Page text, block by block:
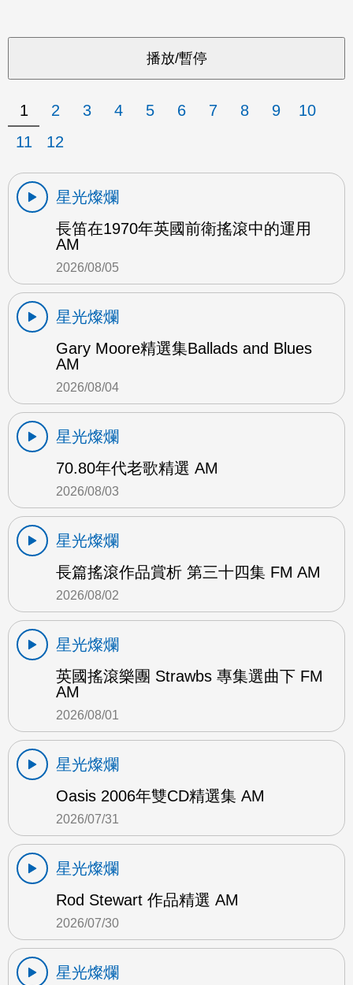
1 2 3 4 5 6 7 8 9
10
11
12
星光燦爛
長笛在1970年英國前衛搖滾中的運用
AM
2026/08/05
星光燦爛
Gary Moore精選集Ballads and Blues
AM
2026/08/04
星光燦爛
70.80年代老歌精選 AM
2026/08/03
星光燦爛
長篇搖滾作品賞析 第三十四集 FM AM
2026/08/02
星光燦爛
英國搖滾樂團 Strawbs 專集選曲下 FM
AM
2026/08/01
星光燦爛
Oasis 2006年雙CD精選集 AM
2026/07/31
星光燦爛
Rod Stewart 作品精選 AM
2026/07/30
星光燦爛